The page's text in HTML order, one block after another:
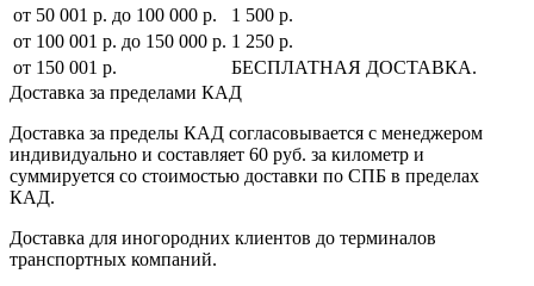
от 50 001 р. до 100 000 р.
1 500 р.
от 100 001 р. до 150 000 р. 1 250 р.
от 150 001 р.
БЕСПЛАТНАЯ ДОСТАВКА.
Доставка за пределами КАД
Доставка за пределы КАД согласовывается с менеджером
индивидуально и составляет 60 руб. за километр и
суммируется со стоимостью доставки по СПБ в пределах
КАД.
Доставка для иногородних клиентов до терминалов
транспортных компаний.